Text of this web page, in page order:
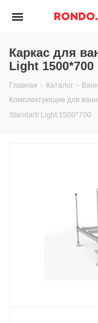
Каркас для
Light 1500*700
Главная - Каталог -
Комплектующие для
Standart/ Light 1500*700